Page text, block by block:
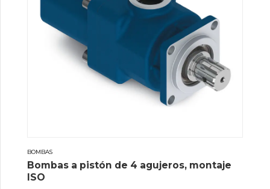
BOMBAS
Bombas a pistón de 4 agujeros, montaje
ISO